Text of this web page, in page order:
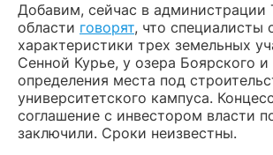
Добавим, сейчас в администрации
области говорят, что специалисты
характеристики трех земельных
Сенной Курье, у озера Боярского
определения места под
университетского кампуса.
соглашение с инвестором власти
заключили. Сроки неизвестны.